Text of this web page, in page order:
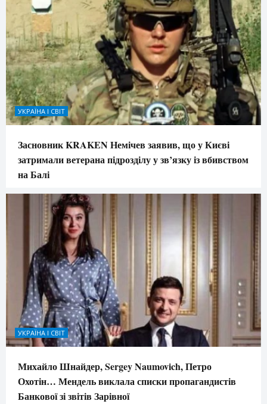
УКРАЇНА І СВІТ
Засновник KRAKEN Немічев заявив, що у Києві
затримали ветерана підрозділу у зв’язку із вбивством
на Балі
УКРАЇНА І СВІТ
Михайло Шнайдер, Sergey Naumovich, Петро
Охотін… Мендель виклала списки пропагандистів
Банкової зі звітів Зарівної